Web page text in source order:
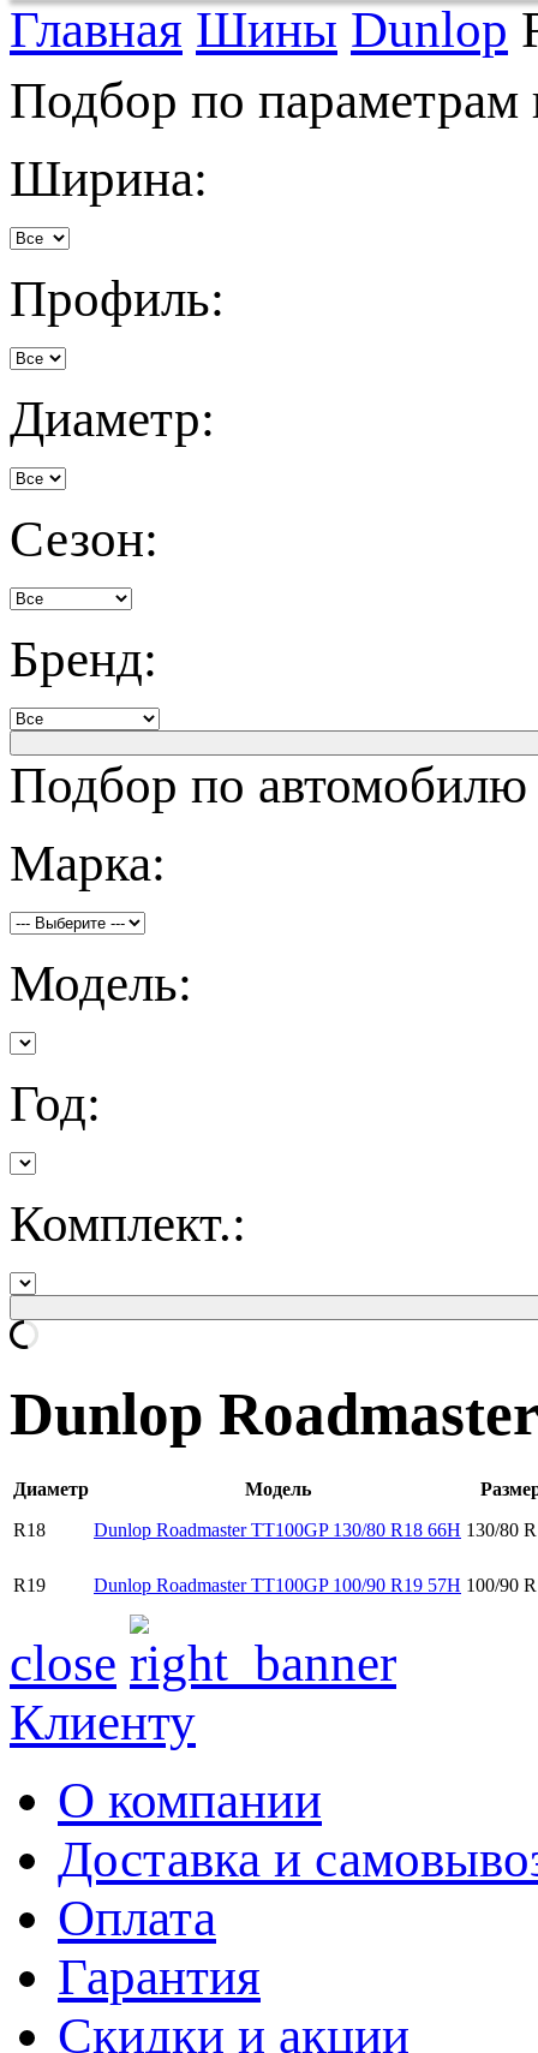
Главная Шины Dunlop
Подбор по
Ширина:
Профиль:
Диаметр:
Сезон:
Бренд:
Подбор по автомобилю
Марка:
Модель:
Год:
Комплект.:
Dunlop
Диаметр Модель
R18
Dunlop Roadmaster TT100GP 130/80 R18 66H 130/80
R19 Dunlop Roadmaster TT100GP 100/90 R19 57H 100/90
close
Клиенту
О компании
Доставка и
Оплата
Гарантия
Скидки и акции